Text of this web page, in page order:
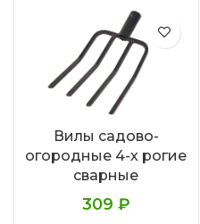
Вилы садово-
огородные 4-х рогие
сварные
309 ₽